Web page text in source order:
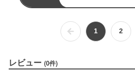
1 2
レビュー (0件)